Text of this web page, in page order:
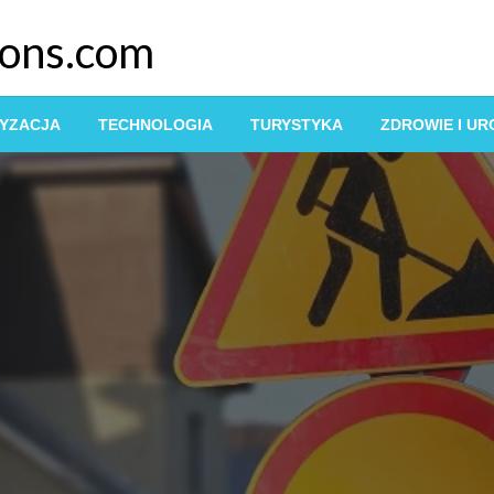
TECHNOLOGIA TURYSTYKA ZDROWIE I